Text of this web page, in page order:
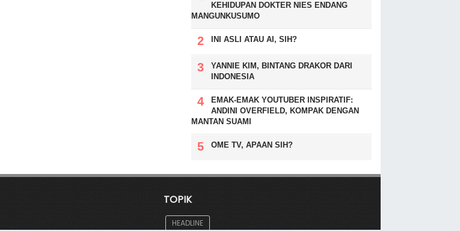
KEHIDUPAN DOKTER NIES ENDANG
MANGUNKUSUMO
INI ASLI ATAU AI, SIH?
YANNIE KIM, BINTANG DRAKOR DARI
INDONESIA
EMAK-EMAK YOUTUBER INSPIRATIF:
ANDINI OVERFIELD, KOMPAK DENGAN
MANTAN SUAMI
OME TV, APAAN SIH?
TOPIK
HEADLINE